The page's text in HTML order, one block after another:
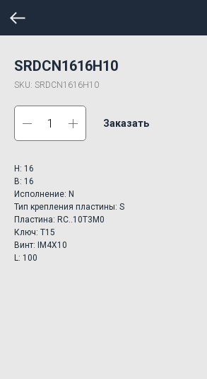
SRDCN1616H10
SKU: SRDCN1616H10
Заказать
H: 16
B: 16
Исполнение: N
Тип крепления пластины: S
Пластина: RC..10T3M0
Ключ: T15
Винт: IM4X10
L: 100